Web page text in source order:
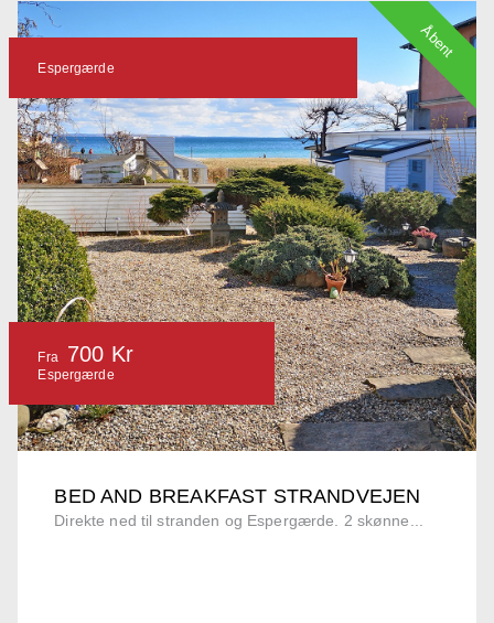
BED AND BREAKFAST STRANDVEJEN
Direkte ned til stranden og Espergærde. 2 skønne...
Espergærde
Fra 700 Kr
Espergærde
Åbent